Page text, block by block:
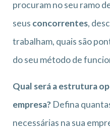
procuram no seu ramo
seus concorrentes,
trabalham, quais são
do seu método de
Qual será a estrutura
empresa? Defina
necessárias na sua